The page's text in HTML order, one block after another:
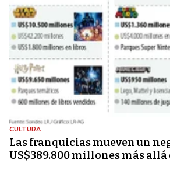
CULTURA
Las franquicias mueven un
US$389.800 millones más